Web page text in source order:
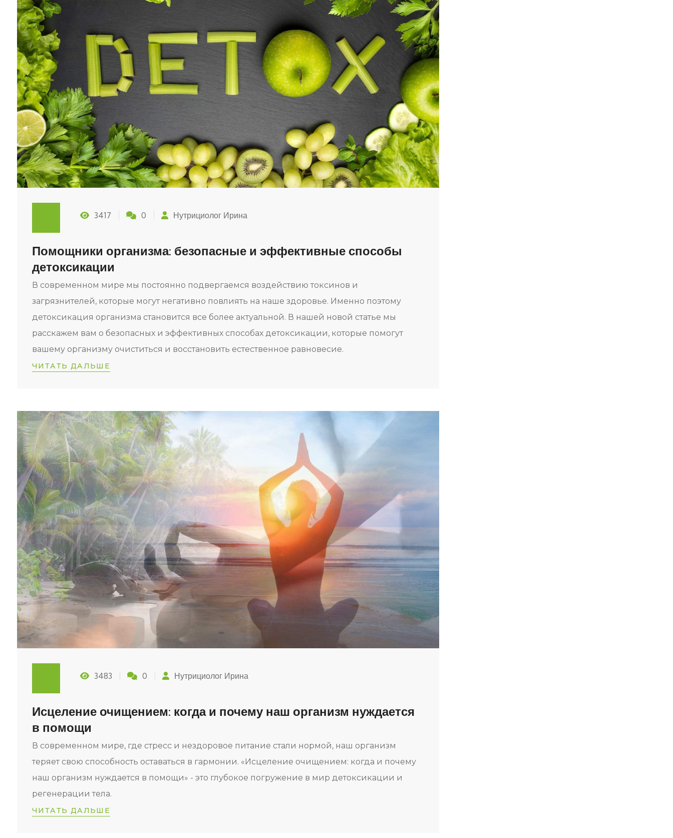
3417 0 Нутрициолог Ирина
Помощники организма: безопасные и эффективные способы
детоксикации
В современном мире мы постоянно подвергаемся воздействию токсинов и
загрязнителей, которые могут негативно повлиять на наше здоровье. Именно поэтому
детоксикация организма становится все более актуальной. В нашей новой статье мы
расскажем вам о безопасных и эффективных способах детоксикации, которые помогут
вашему организму очиститься и восстановить естественное равновесие.
ЧИТАТЬ ДАЛЬШЕ
3483 0 Нутрициолог Ирина
Исцеление очищением: когда и почему наш организм нуждается
в помощи
В современном мире, где стресс и нездоровое питание стали нормой, наш организм
теряет свою способность оставаться в гармонии. «Исцеление очищением: когда и почему
наш организм нуждается в помощи» - это глубокое погружение в мир детоксикации и
регенерации тела.
ЧИТАТЬ ДАЛЬШЕ